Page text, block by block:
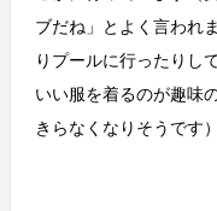
ブだね」とよく言われ
りプールに行ったりし
いい服を着るのが趣味
きらなくなりそうです）